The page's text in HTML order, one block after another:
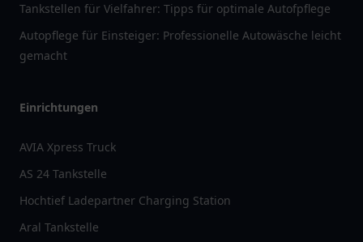
Tankstellen für Vielfahrer: Tipps für optimale Autofpflege
Autopflege für Einsteiger: Professionelle Autowäsche leicht
gemacht
Einrichtungen
AVIA Xpress Truck
AS 24 Tankstelle
Hochtief Ladepartner Charging Station
Aral Tankstelle